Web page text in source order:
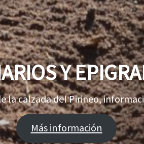
Y
la calzada del Pirineo,
Más información